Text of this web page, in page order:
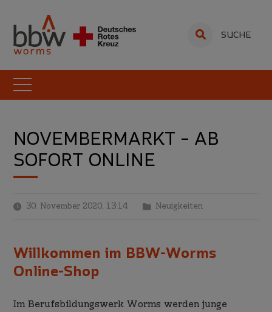
SUCHE
NOVEMBERMARKT – AB
SOFORT ONLINE
30. November 2020, 13:14 Neuigkeiten
Willkommen im BBW-Worms
Online-Shop
Im Berufsbildungswerk Worms werden junge